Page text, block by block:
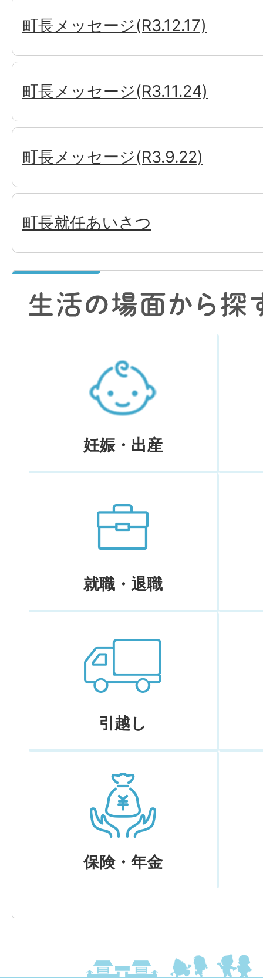
町長メッセージ(R3.12.17)
町長メッセージ(R3.11.24)
町長メッセージ(R3.9.22)
町長就任あいさつ
妊娠・出産
就職・退職
引越し
保険・年金